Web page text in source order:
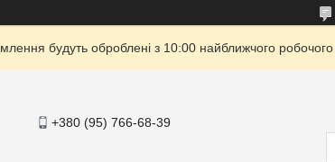
будуть оброблені з 10:00 найближчого робочого
+380 (95) 766-68-39